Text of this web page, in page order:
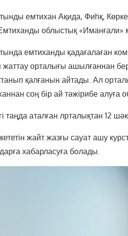
емтихан Ақида, Фиһқ,
облыстық «Иманғали»
емтиханды қадағалаған
жаттау орталығы ашылғаннан
қалғанын айтады. Ал
соң бір ай тәжірибе алуға
таңда аталған лрталықтан 12
жайт жазғы сауат ашу
хабарласуға болады.